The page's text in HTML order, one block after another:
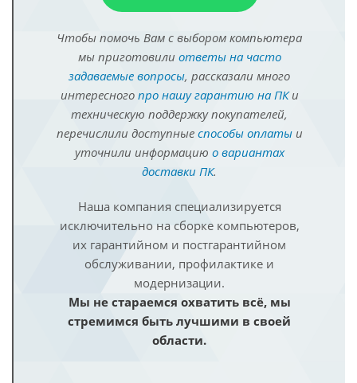
Чтобы помочь Вам с выбором компьютера
мы приготовили ответы на часто
задаваемые вопросы, рассказали много
интересного про нашу гарантию на ПКи
техническую поддержку покупателей,
перечислили доступные способы оплатыи
уточнили информацию о вариантах
доставки ПК.
Наша компания специализируется
исключительно на сборке компьютеров,
их гарантийном и постгарантийном
обслуживании, профилактике и
модернизации.
Мы не стараемся охватить всё, мы
стремимся быть лучшими в своей
области.